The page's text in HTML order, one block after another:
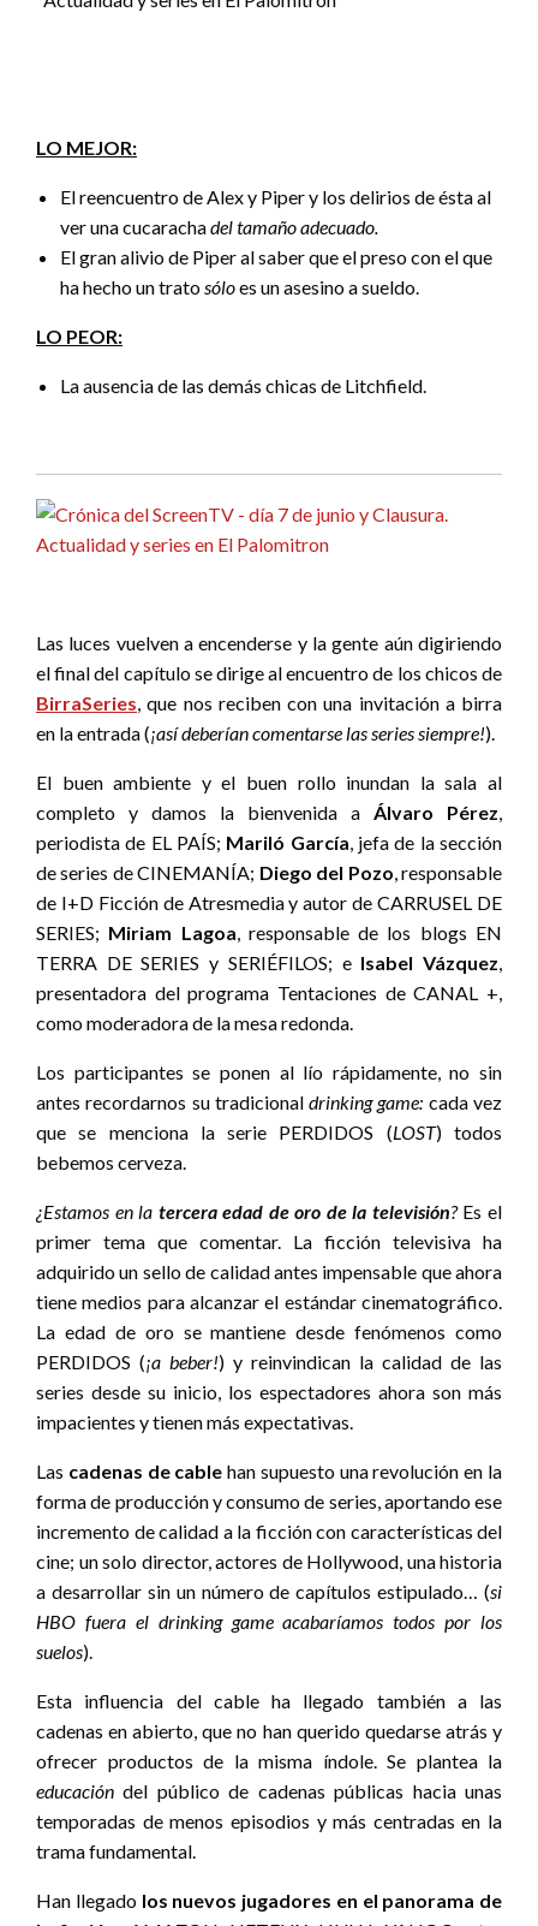
LO MEJOR:
El reencuentro de Alex y Piper y los delirios de ésta al
ver una cucarachadel tamaño adecuado.
El gran alivio de Piper al saber que el preso con el que
ha hecho un tratosóloes un asesino a sueldo.
LO PEOR:
La ausencia de las demás chicas de Litchfield.
Las luces vuelven a encenderse y la gente aún digiriendo
el final del capítulo se dirige al encuentro de los chicos de
BirraSeries, que nos reciben con una invitación a birra
en la entrada (¡así deberían comentarse las series siempre!).
El buen ambiente y el buen rollo inundan la sala al
completo y damos la bienvenida a Álvaro Pérez,
periodista de EL PAÍS; Mariló García, jefa de la sección
de series de CINEMANÍA; Diego del Pozo, responsable
de I+D Ficción de Atresmedia y autor de CARRUSEL DE
SERIES; Miriam Lagoa, responsable de los blogs EN
TERRA DE SERIES y SERIÉFILOS; e Isabel Vázquez,
presentadora del programa Tentaciones de CANAL +,
como moderadora de la mesa redonda.
Los participantes se ponen al lío rápidamente, no sin
antes recordarnos su tradicionaldrinking game: cada vez
que se menciona la serie PERDIDOS (LOST) todos
bebemos cerveza.
¿Estamos en la tercera edad de oro de la televisión? Es el
primer tema que comentar. La ficción televisiva ha
adquirido un sello de calidad antes impensable que ahora
tiene medios para alcanzar el estándar cinematográfico.
La edad de oro se mantiene desde fenómenos como
PERDIDOS (¡a beber!) y reinvindican la calidad de las
series desde su inicio, los espectadores ahora son más
impacientes y tienen más expectativas.
Las cadenas de cable han supuesto una revolución en la
forma de producción y consumo de series, aportando ese
incremento de calidad a la ficción con características del
cine; un solo director, actores de Hollywood, una historia
a desarrollar sin un número de capítulos estipulado… (si
HBO fuera el drinking game acabaríamos todos por los
suelos).
Esta influencia del cable ha llegado también a las
cadenas en abierto, que no han querido quedarse atrás y
ofrecer productos de la misma índole. Se plantea la
educación del público de cadenas públicas hacia unas
temporadas de menos episodios y más centradas en la
trama fundamental.
Han llegado los nuevos jugadores en el panorama de